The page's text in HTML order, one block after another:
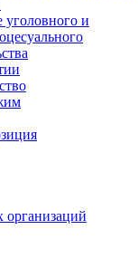
уголовного и
организаций